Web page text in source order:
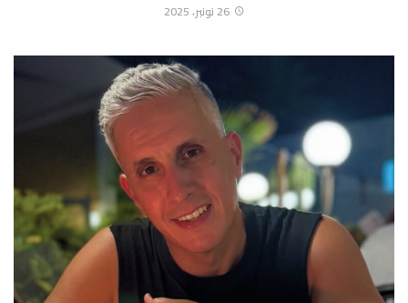
26 نونبر، 2025